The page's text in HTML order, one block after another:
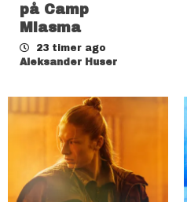
på Camp
Miasma
23 timer ago
Aleksander Huser